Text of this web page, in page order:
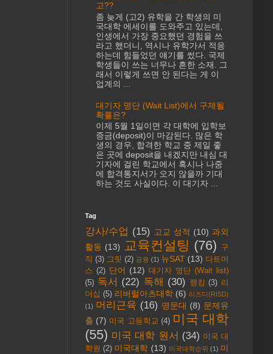
고??
좀 늦게 (고2) 유학을 간 학생의 미
국대학 에세이를 도와주고 있는데,
인생에서 가장 중요했던 경험을 쓰
라고 했더니, 역시나 유학가서 적응
하는데 힘들었던 얘기를 썼다. 국제
학생들이 쓰는 너무나 흔한 소재. 그
래서 이렇게 쓰면 안 된다는 게 이
업계의 ...
대기자 명단 (Wait List)에서 구제될
확률은?
이제 5월 1일이면 각 대학에 입학보
증금(deposit)이 마감된다. 많은 학
생의 경우, 합격한 학교 중 제일 좋
은 곳에 deposit을 내겠지만 내심 대
기자에 걸린 학교에서 혹시나 나중
에 합격통지서가 오지 않을까 기대
하는 것도 사실이다. 이 대기자 ...
Tag
강사/수업 (15) 고교 성적 (10) 과외
활동 (13) 교육컨설팅 (76)
구
직 (3) 그릿 (2) 금융 (1) 뉴SAT (13) 다트머
스 (2) 단어 (12) 대기자 명단 (Wait list)
(5) 독서 (22) 독해 (30) 랭킹 (3) 리
더십 (5) 리버럴아츠대학 (6) 리즈디(RISD)
(1) 머리근육 (16) 명문대 (8) 문제유
출 (7) 미국 고등학교 (4) 미국 대학
(55) 미국 대학 원서 (34) 미국 대
학원 (2) 미국대학 (13) 미국대학순위 (1) 미